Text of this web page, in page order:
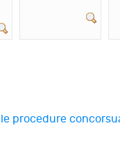
procedure